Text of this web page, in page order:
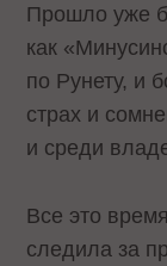
Прошло уже
как
по Рунету, и
страх и
и среди
Все это
следила за